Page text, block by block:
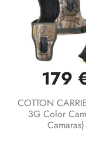
179
COTTON
3G Color
Camaras)